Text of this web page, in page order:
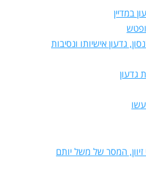
במדיין
גדעון אישיותו ונסיבות
גדעון
המסר של משל יותם